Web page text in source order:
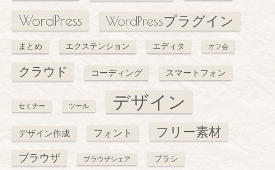
WordPress WordPressプラグイン
まとめ エクステンション エディタ オフ会
クラウド コーディング スマートフォン
セミナー ツール デザイン
デザイン作成 フォント フリー素材
ブラウザ ブラウザシェア ブラシ